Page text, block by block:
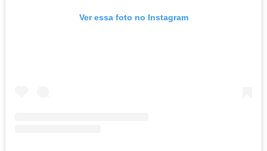
Ver essa foto no Instagram